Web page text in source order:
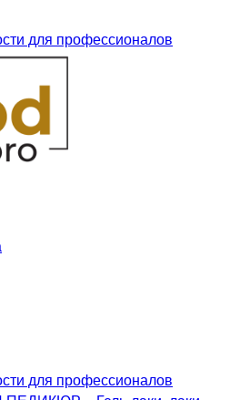
для профессионалов
для профессионалов